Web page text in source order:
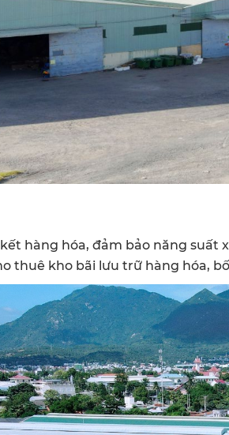
hàng hóa, đảm bảo năng suất
thuê kho bãi lưu trữ hàng hóa,